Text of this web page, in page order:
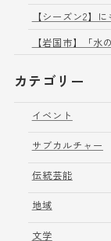
【シーズン2】
【岩国市】「水
カテゴリー
イベント
サブカルチャー
伝統芸能
地域
文学